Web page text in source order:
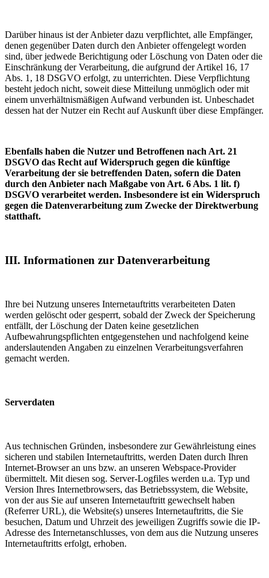
Darüber hinaus ist der Anbieter dazu verpflichtet, alle Empfänger,
denen gegenüber Daten durch den Anbieter offengelegt worden
sind, über jedwede Berichtigung oder Löschung von Daten oder die
Einschränkung der Verarbeitung, die aufgrund der Artikel 16, 17
Abs. 1, 18 DSGVO erfolgt, zu unterrichten. Diese Verpflichtung
besteht jedoch nicht, soweit diese Mitteilung unmöglich oder mit
einem unverhältnismäßigen Aufwand verbunden ist. Unbeschadet
dessen hat der Nutzer ein Recht auf Auskunft über diese Empfänger.
Ebenfalls haben die Nutzer und Betroffenen nach Art. 21
DSGVO das Recht auf Widerspruch gegen die künftige
Verarbeitung der sie betreffenden Daten, sofern die Daten
durch den Anbieter nach Maßgabe von Art. 6 Abs. 1 lit. f)
DSGVO verarbeitet werden. Insbesondere ist ein Widerspruch
gegen die Datenverarbeitung zum Zwecke der Direktwerbung
statthaft.
III. Informationen zur Datenverarbeitung
Ihre bei Nutzung unseres Internetauftritts verarbeiteten Daten
werden gelöscht oder gesperrt, sobald der Zweck der Speicherung
entfällt, der Löschung der Daten keine gesetzlichen
Aufbewahrungspflichten entgegenstehen und nachfolgend keine
anderslautenden Angaben zu einzelnen Verarbeitungsverfahren
gemacht werden.
Serverdaten
Aus technischen Gründen, insbesondere zur Gewährleistung eines
sicheren und stabilen Internetauftritts, werden Daten durch Ihren
Internet-Browser an uns bzw. an unseren Webspace-Provider
übermittelt. Mit diesen sog. Server-Logfiles werden u.a. Typ und
Version Ihres Internetbrowsers, das Betriebssystem, die Website,
von der aus Sie auf unseren Internetauftritt gewechselt haben
(Referrer URL), die Website(s) unseres Internetauftritts, die Sie
besuchen, Datum und Uhrzeit des jeweiligen Zugriffs sowie die IP-
Adresse des Internetanschlusses, von dem aus die Nutzung unseres
Internetauftritts erfolgt, erhoben.